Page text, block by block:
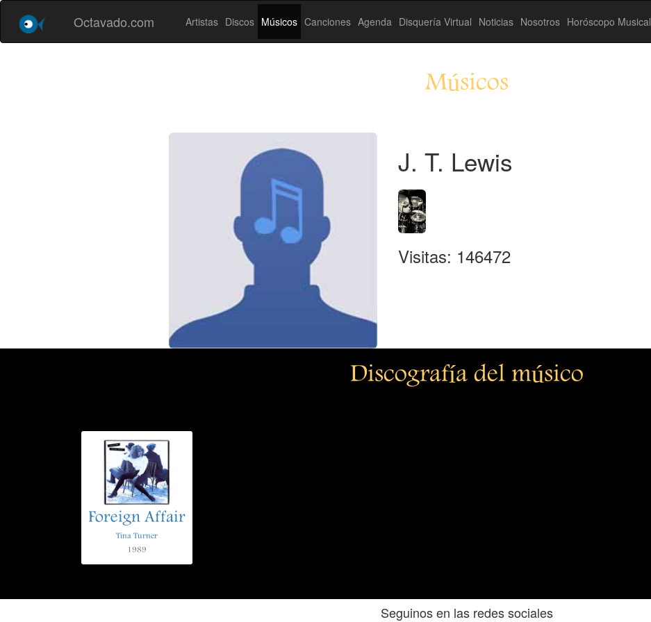
Octavado.com Artistas Discos Músicos Canciones Agenda Disquería Virtual Noticias Nosotros Horóscopo Musical
Músicos
J. T. Lewis
Visitas: 146472
Discografía del músico
Foreign Affair
Tina Turner
1989
Seguinos en las redes sociales